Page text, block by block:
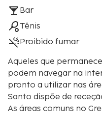
Bar
Tênis
Proibido fumar
Aqueles que
podem navegar na
pronto a utilizar nas
Santo dispõe de
As áreas comuns no